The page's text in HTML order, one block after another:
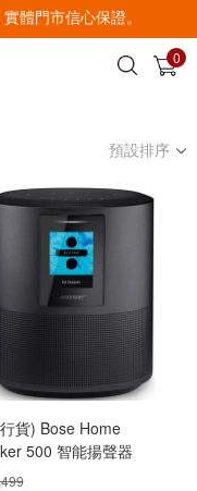
體門市信心保證。
0
查看
預設排序
貨) Bose Home
500 智能揚聲器